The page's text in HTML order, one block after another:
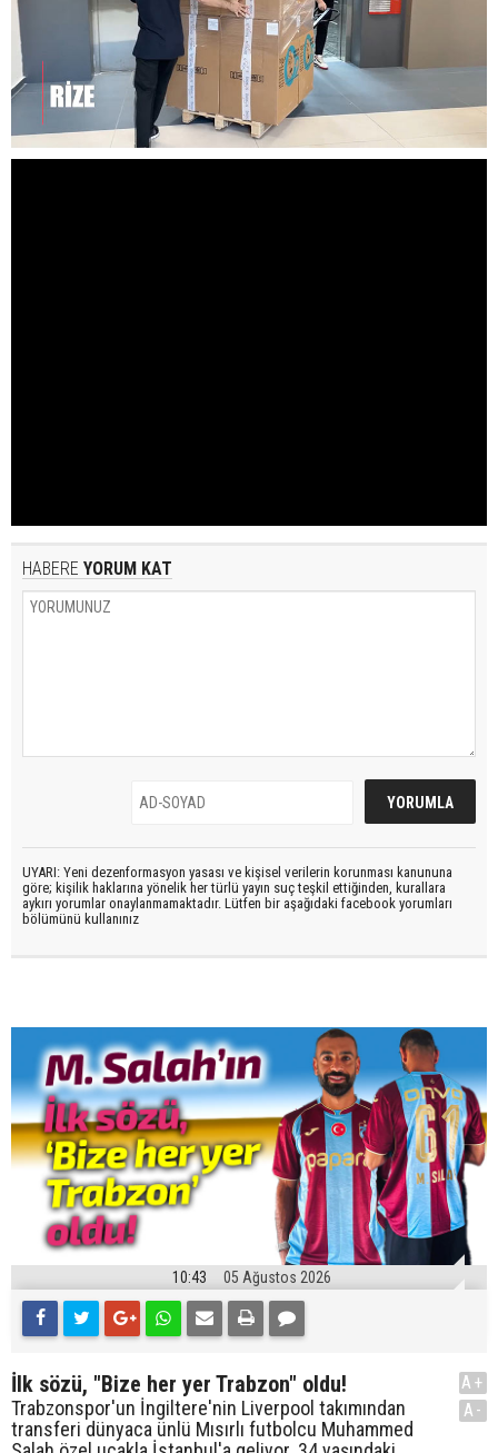
HABERE YORUM KAT
UYARI: Yeni dezenformasyon yasası ve kişisel verilerin korunması kanununa
göre; kişilik haklarına yönelik her türlü yayın suç teşkil ettiğinden, kurallara
aykırı yorumlar onaylanmamaktadır. Lütfen bir aşağıdaki facebook yorumları
bölümünü kullanınız
10:43 05 Ağustos 2026
İlk sözü, "Bize her yer Trabzon" oldu!
Trabzonspor'un İngiltere'nin Liverpool takımından
transferi dünyaca ünlü Mısırlı futbolcu Muhammed
A+
A-